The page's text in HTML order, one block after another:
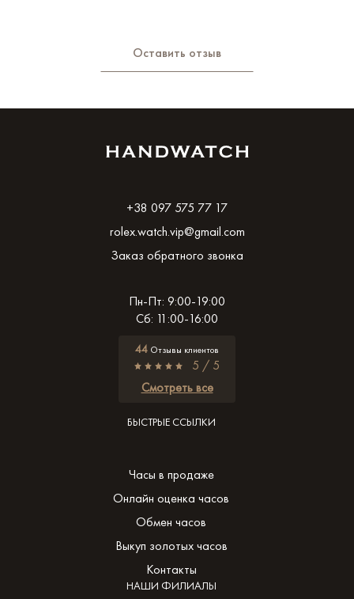
Оставить отзыв
+38 097 575 77 17
rolex.watch.vip@gmail.com
Заказ обратного звонка
Пн-Пт: 9:00-19:00
Сб: 11:00-16:00
44 Отзывы клиентов
5 / 5
Смотреть все
БЫСТРЫЕ ССЫЛКИ
Часы в продаже
Онлайн оценка часов
Обмен часов
Выкуп золотых часов
Контакты
НАШИ ФИЛИАЛЫ